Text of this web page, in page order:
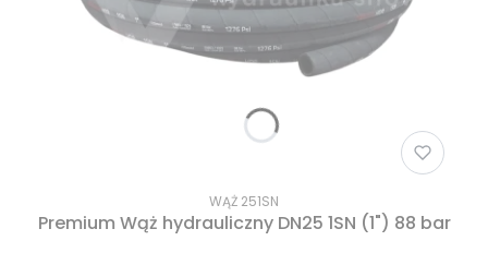
WĄŻ 251SN
Premium Wąż hydrauliczny DN25 1SN (1") 88 bar